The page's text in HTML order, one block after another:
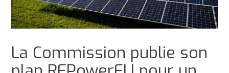
La Commission publie son